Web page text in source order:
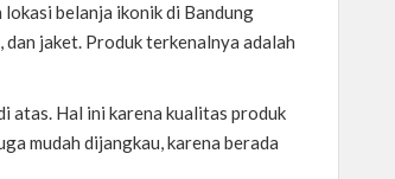
belanja ikonik di Bandung
jaket. Produk terkenalnya adalah
atas. Hal ini karena kualitas produk
mudah dijangkau, karena berada